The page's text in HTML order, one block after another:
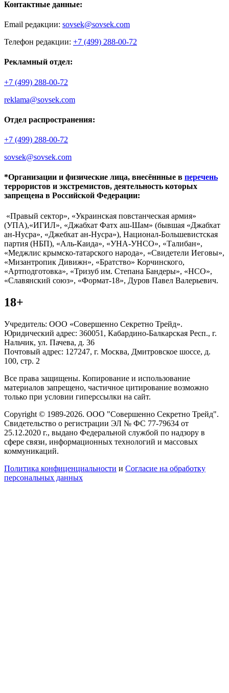
Контактные данные:
Email редакции: sovsek@sovsek.com
Телефон редакции: +7 (499) 288-00-72
Рекламный отдел:
+7 (499) 288-00-72
reklama@sovsek.com
Отдел распространения:
+7 (499) 288-00-72
sovsek@sovsek.com
*Организации и физические лица, внесённные в перечень
террористов и экстремистов, деятельность которых
запрещена в Российской Федерации:
«Правый сектор», «Украинская повстанческая армия»
(УПА),«ИГИЛ», «Джабхат Фатх аш-Шам» (бывшая «Джабхат
ан-Нусра», «Джебхат ан-Нусра»), Национал-Большевистская
партия (НБП), «Аль-Каида», «УНА-УНСО», «Талибан»,
«Меджлис крымско-татарского народа», «Свидетели Иеговы»,
«Мизантропик Дивижн», «Братство» Корчинского,
«Артподготовка», «Тризуб им. Степана Бандеры», «НСО»,
«Славянский союз», «Формат-18», Дуров Павел Валерьевич.
18+
Учредитель: ООО «Совершенно Секретно Трейд».
Юридический адрес: 360051, Кабардино-Балкарская Респ., г.
Нальчик, ул. Пачева, д. 36
Почтовый адрес: 127247, г. Москва, Дмитровское шоссе, д.
100, стр. 2
Все права защищены. Копирование и использование
материалов запрещено, частичное цитирование возможно
только при условии гиперссылки на сайт.
Copyright © 1989-2026. ООО "Совершенно Секретно Трейд".
Свидетельство о регистрации ЭЛ № ФС 77-79634 от
25.12.2020 г., выдано Федеральной службой по надзору в
сфере связи, информационных технологий и массовых
коммуникаций.
Политика конфиценциальности и Согласие на обработку
персональных данных